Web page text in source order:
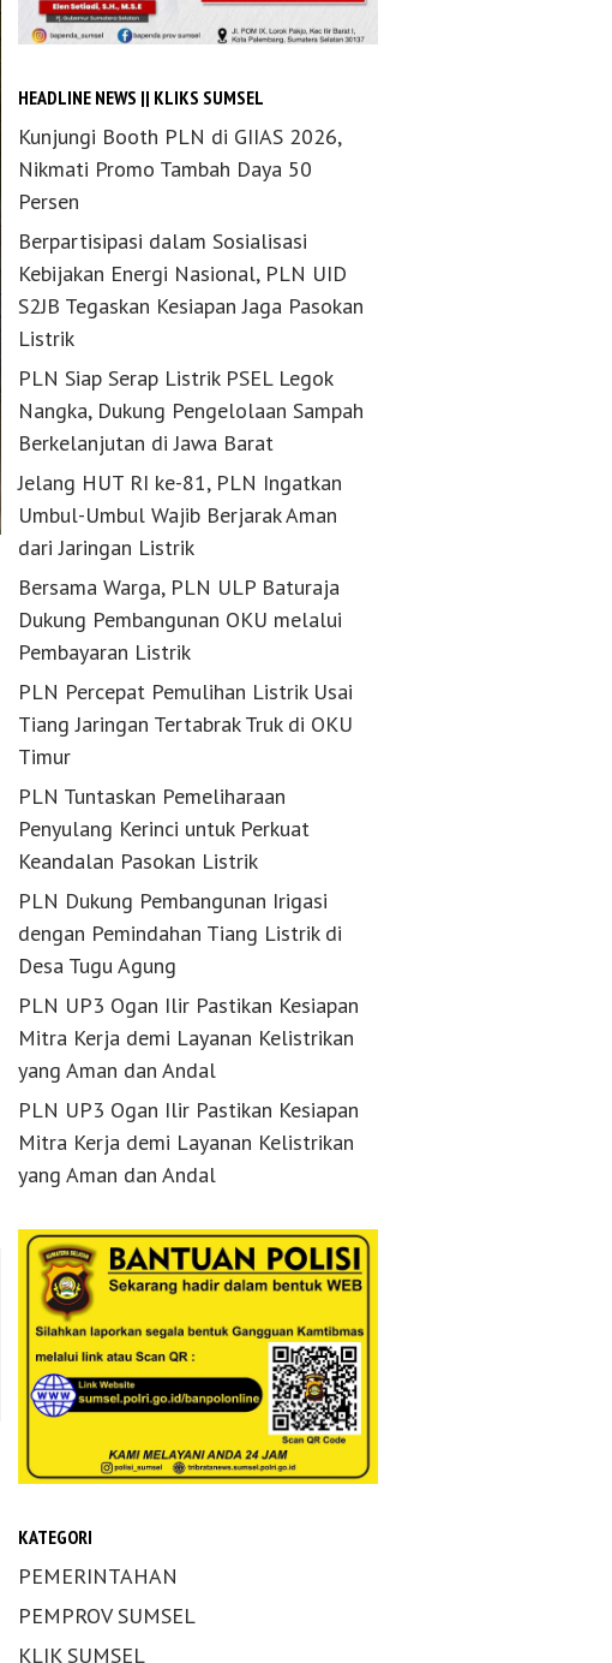
HEADLINE NEWS || KLIKS SUMSEL
Kunjungi Booth PLN di GIIAS 2026,
Nikmati Promo Tambah Daya 50
Persen
Berpartisipasi dalam Sosialisasi
Kebijakan Energi Nasional, PLN UID
S2JB Tegaskan Kesiapan Jaga Pasokan
Listrik
PLN Siap Serap Listrik PSEL Legok
Nangka, Dukung Pengelolaan Sampah
Berkelanjutan di Jawa Barat
Jelang HUT RI ke-81, PLN Ingatkan
Umbul-Umbul Wajib Berjarak Aman
dari Jaringan Listrik
Bersama Warga, PLN ULP Baturaja
Dukung Pembangunan OKU melalui
Pembayaran Listrik
PLN Percepat Pemulihan Listrik Usai
Tiang Jaringan Tertabrak Truk di OKU
Timur
PLN Tuntaskan Pemeliharaan
Penyulang Kerinci untuk Perkuat
Keandalan Pasokan Listrik
PLN Dukung Pembangunan Irigasi
dengan Pemindahan Tiang Listrik di
Desa Tugu Agung
PLN UP3 Ogan Ilir Pastikan Kesiapan
Mitra Kerja demi Layanan Kelistrikan
yang Aman dan Andal
PLN UP3 Ogan Ilir Pastikan Kesiapan
Mitra Kerja demi Layanan Kelistrikan
yang Aman dan Andal
KATEGORI
PEMERINTAHAN
PEMPROV SUMSEL
KLIK SUMSEL